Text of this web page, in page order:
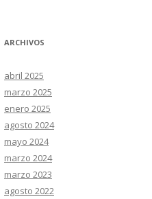
ARCHIVOS
abril 2025
marzo 2025
enero 2025
agosto 2024
mayo 2024
marzo 2024
marzo 2023
agosto 2022